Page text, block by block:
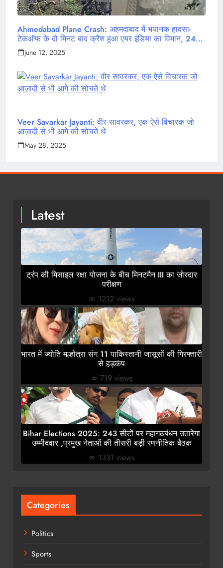
Ahmedabad Plane Crash: अहमदाबाद में भयानक हादसा-
टेकऑफ के दो मिनट बाद क्रैश हुआ एयर इंडिया का विमान, 242
लोग थे सवार
June 12, 2025
Veer Savarkar Jayanti: वीर सावरकर, एक ऐसे विचारक जो
आज़ादी से भी आगे की सोचते थे
May 28, 2025
Latest
ट्रंप की मिसाइल रक्षा योजना के बीच मिनटमैन III का जोरदार
परीक्षण
1212 views
भारत में ज्योति मल्होत्रा संग 11 पाकिस्तानी जासूसों की गिरफ्तारी
से हड़कंप
719 views
Bihar Elections 2025: 243 सीटों पर महागठबंधन उतारेगा
उम्मीदवार ,प्रमुख नेताओं की तीसरी बड़ी रणनीतिक बैठक
1331 views
Categories
Politics
Sports